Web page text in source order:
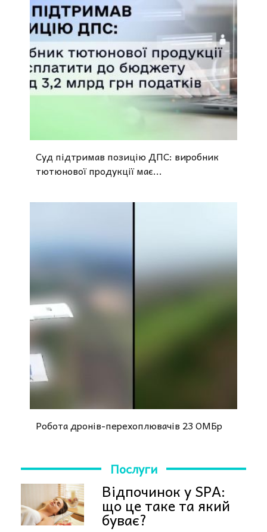
Суд підтримав позицію ДПС: виробник
тютюнової продукції має...
Робота дронів-перехоплювачів 23 ОМБр
Послуги
Відпочинок у SPA:
що це таке та який
буває?